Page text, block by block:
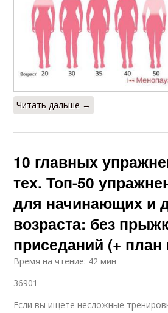
Читать дальше →
10 главных
тех. Топ-50
для начинающих и
возраста: без
приседаний (+ план
Время на чтение: 42 мин
36901
Если вы ищете несложные